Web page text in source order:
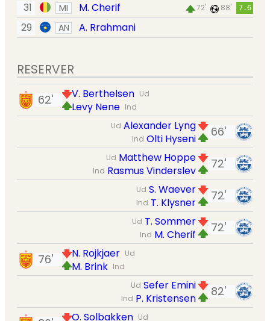
31
MI M. Cherif 72' 88' 7.6
29 AN A. Rrahmani
RESERVER
Ud
V. Berthelsen
Ind
Levy Nene
62'
66'
Ud Alexander Lyng
Ind Olti Hyseni
72'
Ud Matthew Hoppe
Ind Rasmus Vinderslev
72'
Ud S. Waever
Ind T. Klysner
72'
Ud T. Sommer
Ind M. Cherif
Ud
N. Rojkjaer
Ind
M. Brink
76'
82'
Ud Sefer Emini
Ind P. Kristensen
Ud
O. Solbakken